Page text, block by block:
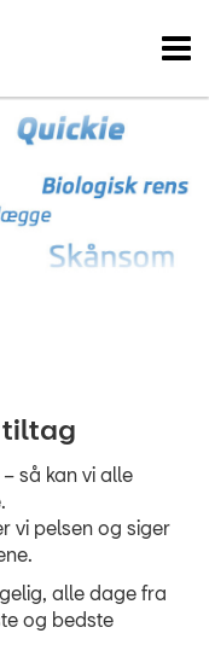
BRUGTE BILER
Koncepter og
Hjulskifte
tiltag
så kan vi alle
vi pelsen og siger
alle dage fra
og bedste